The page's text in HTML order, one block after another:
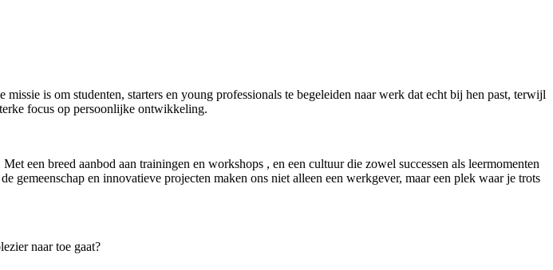
is om studenten, starters en young professionals te begeleiden naar werk dat echt bij hen past, terwijl
focus op persoonlijke ontwikkeling.
een breed aanbod aan trainingen en workshops , en een cultuur die zowel successen als leermomenten
en innovatieve projecten maken ons niet alleen een werkgever, maar een plek waar je trots
naar toe gaat?